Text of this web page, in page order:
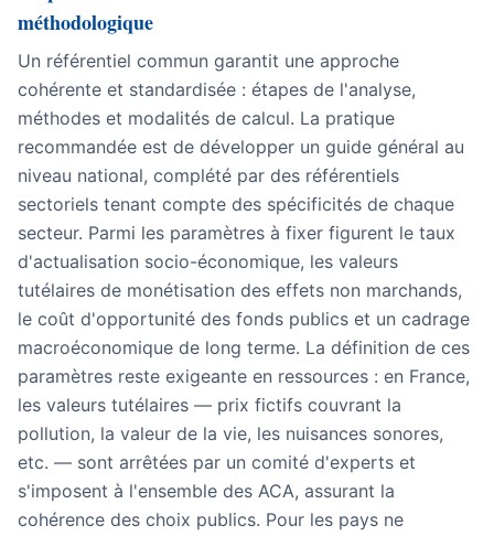
méthodologique
Un référentiel commun garantit une approche
cohérente et standardisée : étapes de l'analyse,
méthodes et modalités de calcul. La pratique
recommandée est de développer un guide général au
niveau national, complété par des référentiels
sectoriels tenant compte des spécificités de chaque
secteur. Parmi les paramètres à fixer figurent le taux
d'actualisation socio-économique, les valeurs
tutélaires de monétisation des effets non marchands,
le coût d'opportunité des fonds publics et un cadrage
macroéconomique de long terme. La définition de ces
paramètres reste exigeante en ressources : en France,
les valeurs tutélaires — prix fictifs couvrant la
pollution, la valeur de la vie, les nuisances sonores,
etc. — sont arrêtées par un comité d'experts et
s'imposent à l'ensemble des ACA, assurant la
cohérence des choix publics. Pour les pays ne